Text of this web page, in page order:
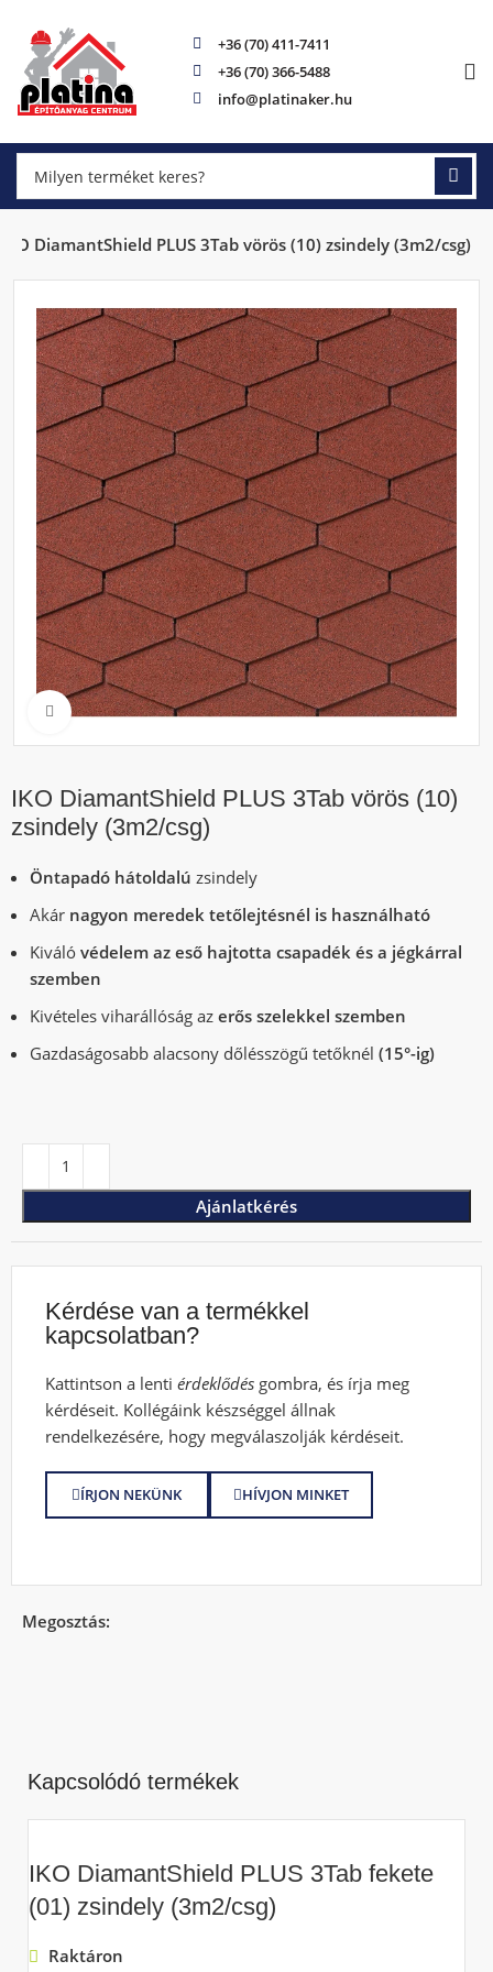
+36 (70) 411-7411
+36 (70) 366-5488
info@platinaker.hu
IKO DiamantShield PLUS 3Tab vörös (10) zsindely (3m2/csg)
Click to enlarge
IKO DiamantShield PLUS 3Tab vörös (10)
zsindely (3m2/csg)
Öntapadó hátoldalú zsindely
Akár nagyon meredek tetőlejtésnél is használható
Kiválóvédelem az eső hajtotta csapadék és a jégkárral
szemben
Kivételes viharállóság azerős szelekkel szemben
Gazdaságosabb alacsony dőlésszögű tetőknél (15°-ig)
Ajánlatkérés
Kérdése van a termékkel
kapcsolatban?
Kattintson a lentiérdeklődés gombra, és írja meg
kérdéseit. Kollégáink készséggel állnak
rendelkezésére, hogy megválaszolják kérdéseit.
ÍRJON NEKÜNK HÍVJON MINKET
Megosztás:
Kapcsolódó termékek
IKO DiamantShield PLUS 3Tab fekete
(01) zsindely (3m2/csg)
Raktáron